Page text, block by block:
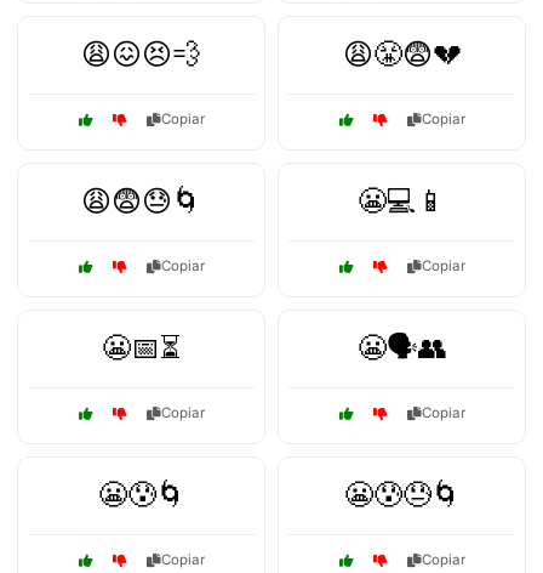
😩😖😣💨
Copiar
😩😤😨💔
Copiar
😩😨😓🌀
Copiar
😬💻📱
Copiar
😬📅⏳
Copiar
😬🗣️👥
Copiar
😬😰🌀
Copiar
😬😰😓🌀
Copiar